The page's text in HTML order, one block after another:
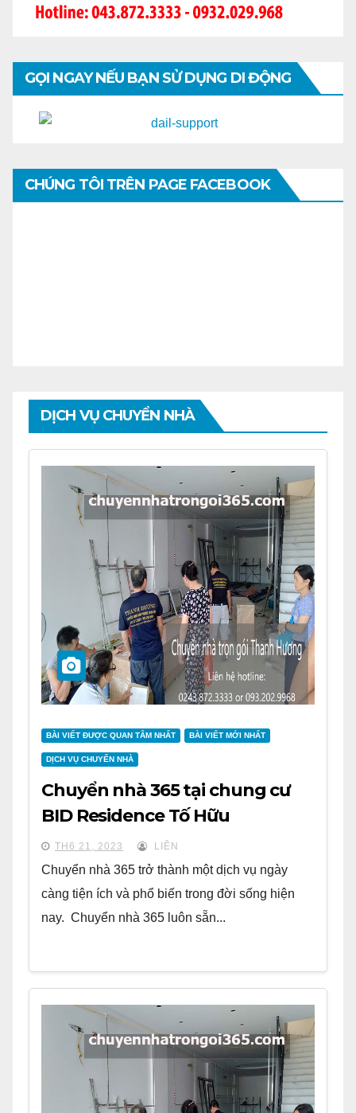
GỌI NGAY NẾU BẠN SỬ DỤNG DI ĐỘNG
CHÚNG TÔI TRÊN PAGE FACEBOOK
DỊCH VỤ CHUYỂN NHÀ
BÀI VIẾT ĐƯỢC QUAN TÂM NHẤT BÀI VIẾT MỚI NHẤT
DỊCH VỤ CHUYỂN NHÀ
Chuyển nhà 365 tại chung cư
BID Residence Tố Hữu
TH6 21, 2023 LIÊN
Chuyển nhà 365 trở thành một dịch vụ ngày
càng tiện ích và phổ biến trong đời sống hiện
nay. Chuyển nhà 365 luôn sẵn...